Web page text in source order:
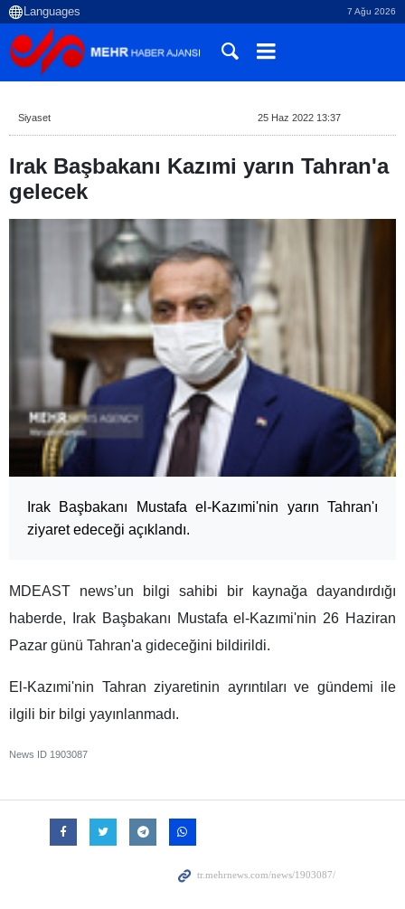
7 Ağu 2026
Siyaset 25 Haz 2022 13:37
Irak Başbakanı Kazımi yarın Tahran'a
gelecek
Irak Başbakanı Mustafa el-Kazımi'nin yarın Tahran'ı
ziyaret edeceği açıklandı.
MDEAST news’un bilgi sahibi bir kaynağa dayandırdığı
haberde, Irak Başbakanı Mustafa el-Kazımi'nin 26 Haziran
Pazar günü Tahran'a gideceğini bildirildi.
El-Kazımi'nin Tahran ziyaretinin ayrıntıları ve gündemi ile
ilgili bir bilgi yayınlanmadı.
News ID 1903087